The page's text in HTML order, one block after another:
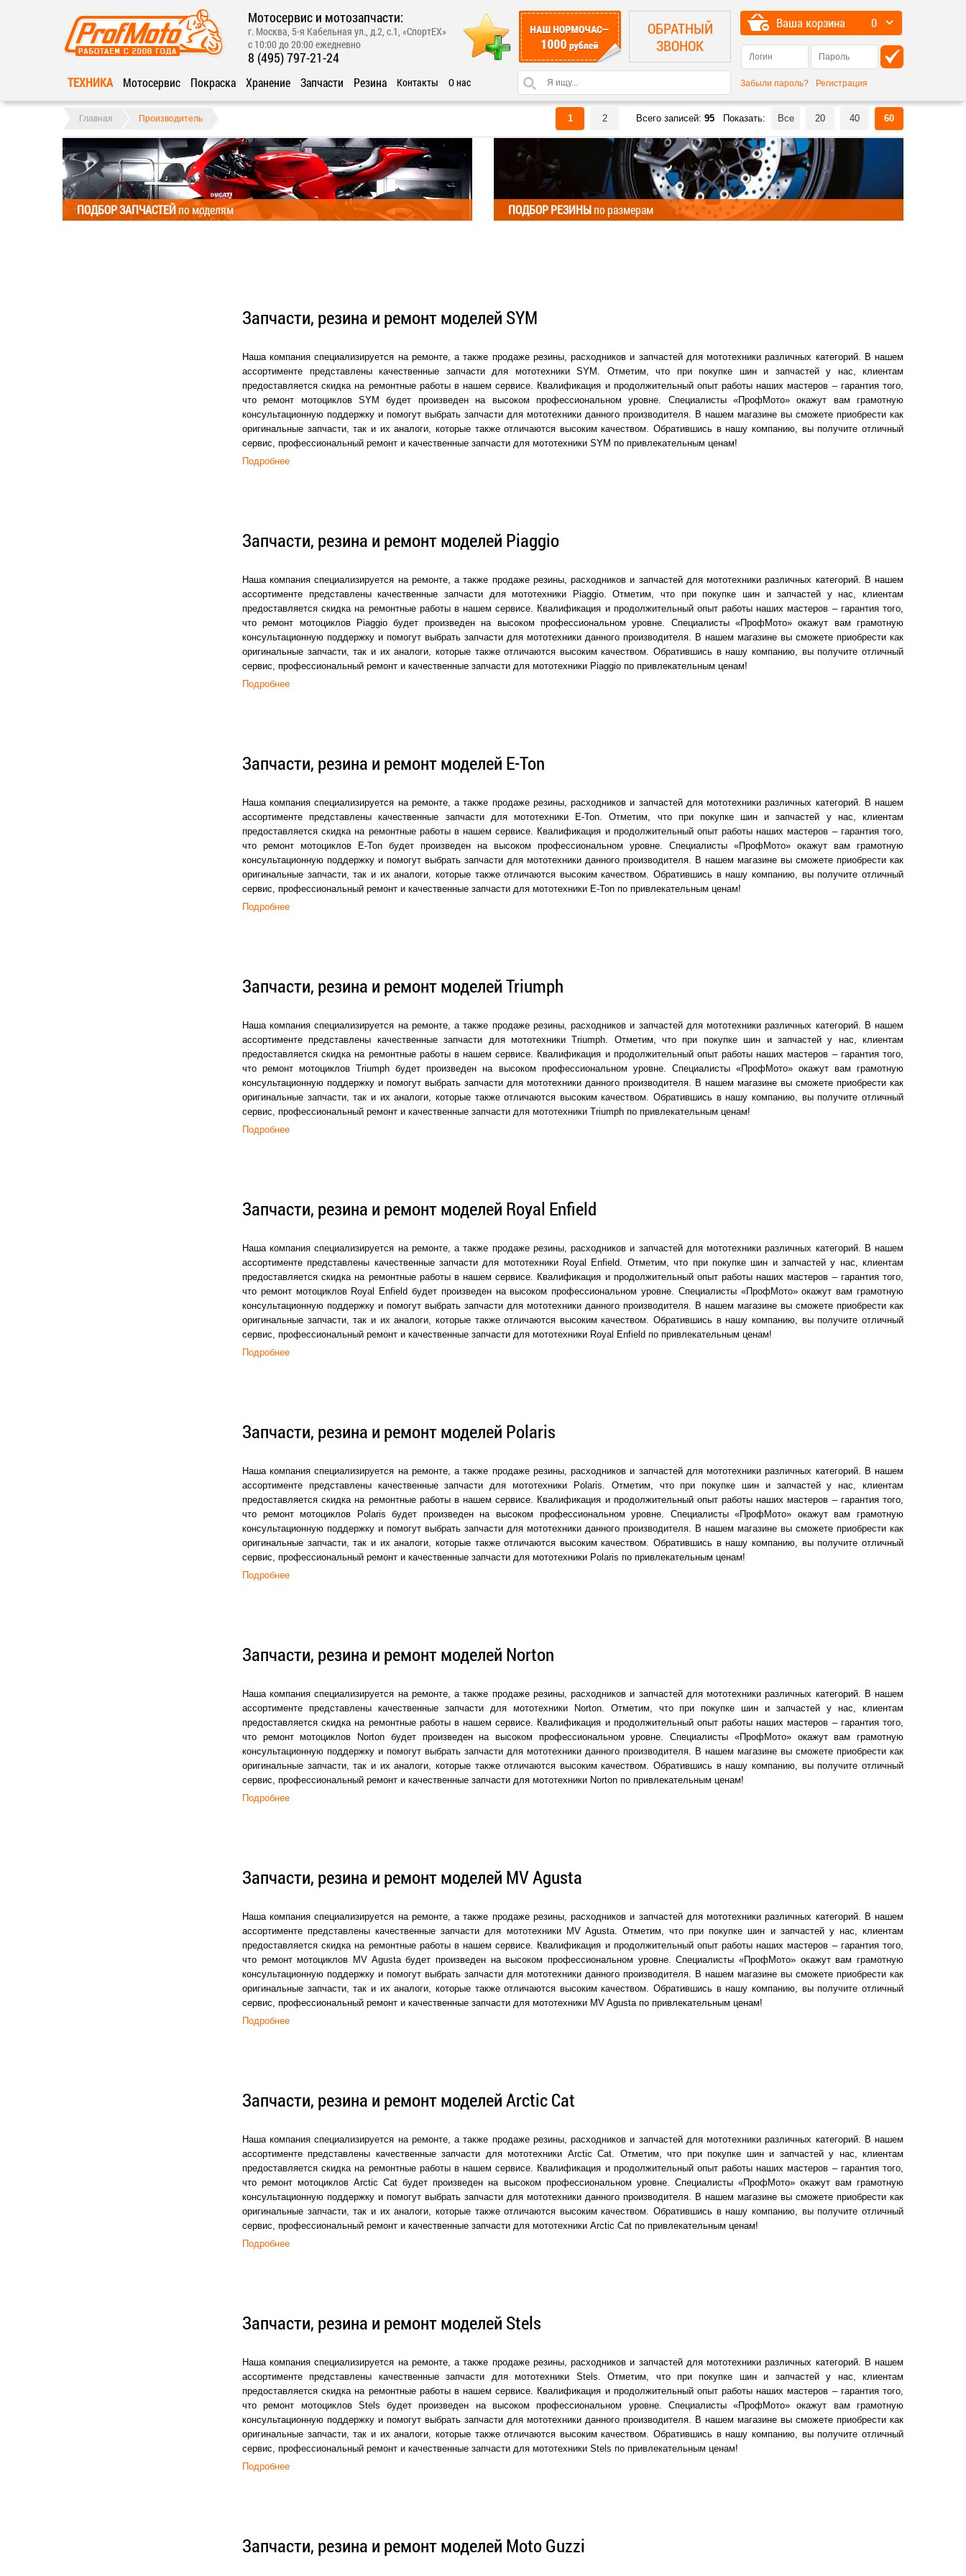
Ваша корзина 0
Регистрация
Забыли пароль?
Мотосервис и мотозапчасти:
г. Москва, 5-я Кабельная ул., д.2, с.1, «СпортЕХ»
с 10:00 до 20:00 ежедневно
8 (495) 797-21-24
ОБРАТНЫЙ
ЗВОНОК
ТЕХНИКА Мотосервис Покраска Хранение Запчасти Резина Контакты О нас
Главная Производитель
ПОДБОР ЗАПЧАСТЕЙпо моделям ПОДБОР РЕЗИНЫпо размерам
Показать: Все 20 40 60
Всего записей: 95
1 2
Запчасти, резина и ремонт моделей SYM
Наша компания специализируется на ремонте, а также продаже резины, расходников и запчастей для мототехники различных категорий. В нашем
ассортименте представлены качественные запчасти для мототехники SYM. Отметим, что при покупке шин и запчастей у нас, клиентам
предоставляется скидка на ремонтные работы в нашем сервисе. Квалификация и продолжительный опыт работы наших мастеров – гарантия того,
что ремонт мотоциклов SYM будет произведен на высоком профессиональном уровне. Специалисты «ПрофМото» окажут вам грамотную
консультационную поддержку и помогут выбрать запчасти для мототехники данного производителя. В нашем магазине вы сможете приобрести как
оригинальные запчасти, так и их аналоги, которые также отличаются высоким качеством. Обратившись в нашу компанию, вы получите отличный
сервис, профессиональный ремонт и качественные запчасти для мототехники SYM по привлекательным ценам!
Подробнее
Запчасти, резина и ремонт моделей Piaggio
Наша компания специализируется на ремонте, а также продаже резины, расходников и запчастей для мототехники различных категорий. В нашем
ассортименте представлены качественные запчасти для мототехники Piaggio. Отметим, что при покупке шин и запчастей у нас, клиентам
предоставляется скидка на ремонтные работы в нашем сервисе. Квалификация и продолжительный опыт работы наших мастеров – гарантия того,
что ремонт мотоциклов Piaggio будет произведен на высоком профессиональном уровне. Специалисты «ПрофМото» окажут вам грамотную
консультационную поддержку и помогут выбрать запчасти для мототехники данного производителя. В нашем магазине вы сможете приобрести как
оригинальные запчасти, так и их аналоги, которые также отличаются высоким качеством. Обратившись в нашу компанию, вы получите отличный
сервис, профессиональный ремонт и качественные запчасти для мототехники Piaggio по привлекательным ценам!
Подробнее
Запчасти, резина и ремонт моделей E-Ton
Наша компания специализируется на ремонте, а также продаже резины, расходников и запчастей для мототехники различных категорий. В нашем
ассортименте представлены качественные запчасти для мототехники E-Ton. Отметим, что при покупке шин и запчастей у нас, клиентам
предоставляется скидка на ремонтные работы в нашем сервисе. Квалификация и продолжительный опыт работы наших мастеров – гарантия того,
что ремонт мотоциклов E-Ton будет произведен на высоком профессиональном уровне. Специалисты «ПрофМото» окажут вам грамотную
консультационную поддержку и помогут выбрать запчасти для мототехники данного производителя. В нашем магазине вы сможете приобрести как
оригинальные запчасти, так и их аналоги, которые также отличаются высоким качеством. Обратившись в нашу компанию, вы получите отличный
сервис, профессиональный ремонт и качественные запчасти для мототехники E-Ton по привлекательным ценам!
Подробнее
Запчасти, резина и ремонт моделей Triumph
Наша компания специализируется на ремонте, а также продаже резины, расходников и запчастей для мототехники различных категорий. В нашем
ассортименте представлены качественные запчасти для мототехники Triumph. Отметим, что при покупке шин и запчастей у нас, клиентам
предоставляется скидка на ремонтные работы в нашем сервисе. Квалификация и продолжительный опыт работы наших мастеров – гарантия того,
что ремонт мотоциклов Triumph будет произведен на высоком профессиональном уровне. Специалисты «ПрофМото» окажут вам грамотную
консультационную поддержку и помогут выбрать запчасти для мототехники данного производителя. В нашем магазине вы сможете приобрести как
оригинальные запчасти, так и их аналоги, которые также отличаются высоким качеством. Обратившись в нашу компанию, вы получите отличный
сервис, профессиональный ремонт и качественные запчасти для мототехники Triumph по привлекательным ценам!
Подробнее
Запчасти, резина и ремонт моделей Royal Enfield
Наша компания специализируется на ремонте, а также продаже резины, расходников и запчастей для мототехники различных категорий. В нашем
ассортименте представлены качественные запчасти для мототехники Royal Enfield. Отметим, что при покупке шин и запчастей у нас, клиентам
предоставляется скидка на ремонтные работы в нашем сервисе. Квалификация и продолжительный опыт работы наших мастеров – гарантия того,
что ремонт мотоциклов Royal Enfield будет произведен на высоком профессиональном уровне. Специалисты «ПрофМото» окажут вам грамотную
консультационную поддержку и помогут выбрать запчасти для мототехники данного производителя. В нашем магазине вы сможете приобрести как
оригинальные запчасти, так и их аналоги, которые также отличаются высоким качеством. Обратившись в нашу компанию, вы получите отличный
сервис, профессиональный ремонт и качественные запчасти для мототехники Royal Enfield по привлекательным ценам!
Подробнее
Запчасти, резина и ремонт моделей Polaris
Наша компания специализируется на ремонте, а также продаже резины, расходников и запчастей для мототехники различных категорий. В нашем
ассортименте представлены качественные запчасти для мототехники Polaris. Отметим, что при покупке шин и запчастей у нас, клиентам
предоставляется скидка на ремонтные работы в нашем сервисе. Квалификация и продолжительный опыт работы наших мастеров – гарантия того,
что ремонт мотоциклов Polaris будет произведен на высоком профессиональном уровне. Специалисты «ПрофМото» окажут вам грамотную
консультационную поддержку и помогут выбрать запчасти для мототехники данного производителя. В нашем магазине вы сможете приобрести как
оригинальные запчасти, так и их аналоги, которые также отличаются высоким качеством. Обратившись в нашу компанию, вы получите отличный
сервис, профессиональный ремонт и качественные запчасти для мототехники Polaris по привлекательным ценам!
Подробнее
Запчасти, резина и ремонт моделей Norton
Наша компания специализируется на ремонте, а также продаже резины, расходников и запчастей для мототехники различных категорий. В нашем
ассортименте представлены качественные запчасти для мототехники Norton. Отметим, что при покупке шин и запчастей у нас, клиентам
предоставляется скидка на ремонтные работы в нашем сервисе. Квалификация и продолжительный опыт работы наших мастеров – гарантия того,
что ремонт мотоциклов Norton будет произведен на высоком профессиональном уровне. Специалисты «ПрофМото» окажут вам грамотную
консультационную поддержку и помогут выбрать запчасти для мототехники данного производителя. В нашем магазине вы сможете приобрести как
оригинальные запчасти, так и их аналоги, которые также отличаются высоким качеством. Обратившись в нашу компанию, вы получите отличный
сервис, профессиональный ремонт и качественные запчасти для мототехники Norton по привлекательным ценам!
Подробнее
Запчасти, резина и ремонт моделей MV Agusta
Наша компания специализируется на ремонте, а также продаже резины, расходников и запчастей для мототехники различных категорий. В нашем
ассортименте представлены качественные запчасти для мототехники MV Agusta. Отметим, что при покупке шин и запчастей у нас, клиентам
предоставляется скидка на ремонтные работы в нашем сервисе. Квалификация и продолжительный опыт работы наших мастеров – гарантия того,
что ремонт мотоциклов MV Agusta будет произведен на высоком профессиональном уровне. Специалисты «ПрофМото» окажут вам грамотную
консультационную поддержку и помогут выбрать запчасти для мототехники данного производителя. В нашем магазине вы сможете приобрести как
оригинальные запчасти, так и их аналоги, которые также отличаются высоким качеством. Обратившись в нашу компанию, вы получите отличный
сервис, профессиональный ремонт и качественные запчасти для мототехники MV Agusta по привлекательным ценам!
Подробнее
Запчасти, резина и ремонт моделей Arctic Cat
Наша компания специализируется на ремонте, а также продаже резины, расходников и запчастей для мототехники различных категорий. В нашем
ассортименте представлены качественные запчасти для мототехники Arctic Cat. Отметим, что при покупке шин и запчастей у нас, клиентам
предоставляется скидка на ремонтные работы в нашем сервисе. Квалификация и продолжительный опыт работы наших мастеров – гарантия того,
что ремонт мотоциклов Arctic Cat будет произведен на высоком профессиональном уровне. Специалисты «ПрофМото» окажут вам грамотную
консультационную поддержку и помогут выбрать запчасти для мототехники данного производителя. В нашем магазине вы сможете приобрести как
оригинальные запчасти, так и их аналоги, которые также отличаются высоким качеством. Обратившись в нашу компанию, вы получите отличный
сервис, профессиональный ремонт и качественные запчасти для мототехники Arctic Cat по привлекательным ценам!
Подробнее
Запчасти, резина и ремонт моделей Stels
Наша компания специализируется на ремонте, а также продаже резины, расходников и запчастей для мототехники различных категорий. В нашем
ассортименте представлены качественные запчасти для мототехники Stels. Отметим, что при покупке шин и запчастей у нас, клиентам
предоставляется скидка на ремонтные работы в нашем сервисе. Квалификация и продолжительный опыт работы наших мастеров – гарантия того,
что ремонт мотоциклов Stels будет произведен на высоком профессиональном уровне. Специалисты «ПрофМото» окажут вам грамотную
консультационную поддержку и помогут выбрать запчасти для мототехники данного производителя. В нашем магазине вы сможете приобрести как
оригинальные запчасти, так и их аналоги, которые также отличаются высоким качеством. Обратившись в нашу компанию, вы получите отличный
сервис, профессиональный ремонт и качественные запчасти для мототехники Stels по привлекательным ценам!
Подробнее
Запчасти, резина и ремонт моделей Moto Guzzi